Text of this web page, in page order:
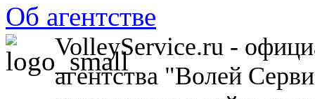
Об агентстве
VolleyService.ru -
агентства "Волей